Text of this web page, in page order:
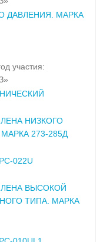
ДАВЛЕНИЯ. МАРКА
участия:
НИЗКОГО
273-285Д
022U
ВЫСОКОЙ
ТИПА. МАРКА